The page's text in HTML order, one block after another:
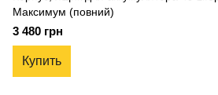
Максимум (повний)
3 480 грн
Купить